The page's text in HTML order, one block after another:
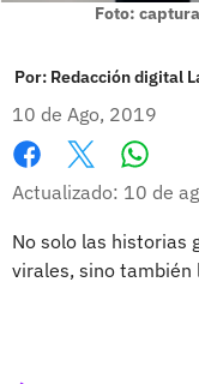
Foto:
Por: Redacción digital
10 de Ago, 2019
Facebook
X
Actualizado: 10 de
No solo las historias
virales, sino también